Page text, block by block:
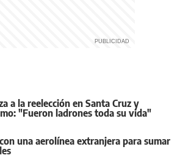
a la reelección en Santa Cruz y
"Fueron ladrones toda su vida"
una aerolínea extranjera para sumar